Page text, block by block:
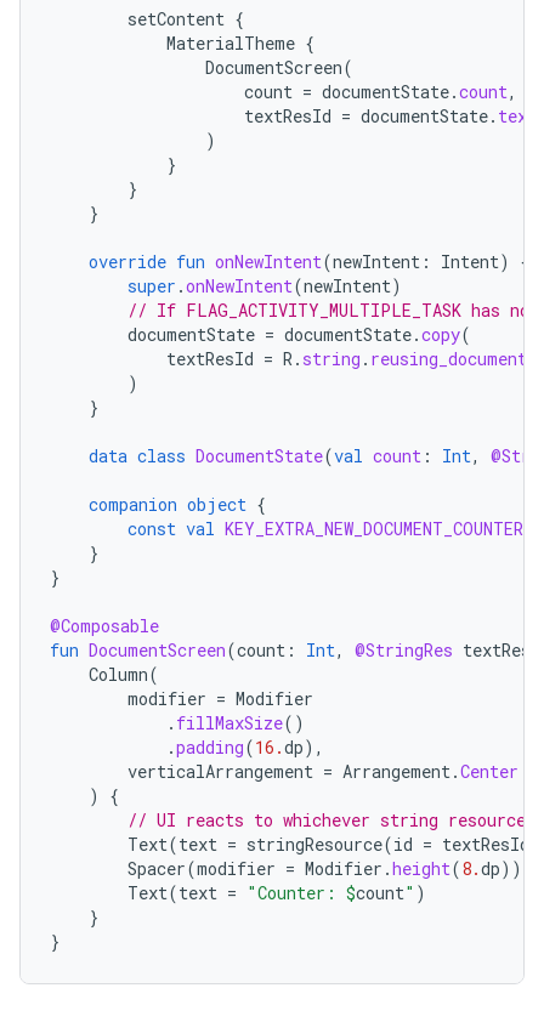
setContent {
MaterialTheme {
DocumentScreen(
count = documentState.count,
textResId = documentState.
)
}
}
}
override fun onNewIntent(newIntent : Intent)
{
super .onNewIntent(newIntent)
// If FLAG_ACTIVITY_MULTIPLE_TASK
documentState = documentState.copy(
textResId = R . string .
)
}
data class DocumentState(val count : Int,
companion object {
const val KEY_EXTRA_NEW_DOCUMENT_COUNTER
}
}
@Composable
fun DocumentScreen(count : Int, @StringRes
Column(
modifier = Modifier
. fillMaxSize()
.padding(16.dp),
verticalArrangement = Arrangement .Center
)
{
// UI reacts to whichever string resource ID
Text(text = stringResource(id = textResId
Spacer(modifier = Modifier .height(8.dp))
Text(text = "Counter: $count" )
}
}